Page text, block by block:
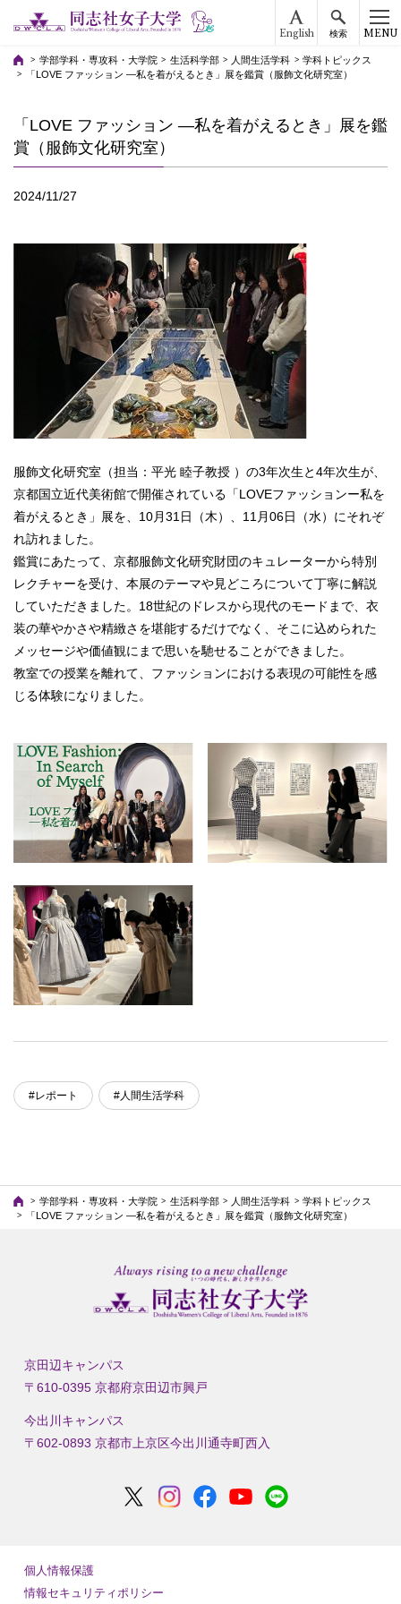
English 検索 MENU
学部学科・専攻科・大学院 生活科学部 人間生活学科
学科トピックス
「LOVE ファッション —私を着がえるとき」展を鑑賞（服飾文化研究室）
「LOVE ファッション —私を着がえるとき」展を鑑
賞（服飾文化研究室）
2024/11/27
服飾文化研究室（担当：平光 睦子教授 ）の3年次生と4年次生が、
京都国立近代美術館で開催されている「LOVEファッションー私を
着がえるとき」展を、10月31日（木）、11月06日（水）にそれぞ
れ訪れました。
鑑賞にあたって、京都服飾文化研究財団のキュレーターから特別
レクチャーを受け、本展のテーマや見どころについて丁寧に解説
していただきました。18世紀のドレスから現代のモードまで、衣
装の華やかさや精緻さを堪能するだけでなく、そこに込められた
メッセージや価値観にまで思いを馳せることができました。
教室での授業を離れて、ファッションにおける表現の可能性を感
じる体験になりました。
#レポート #人間生活学科
学部学科・専攻科・大学院 生活科学部 人間生活学科
学科トピックス
「LOVE ファッション —私を着がえるとき」展を鑑賞（服飾文化研究室）
京田辺キャンパス
〒610-0395 京都府京田辺市興戸
今出川キャンパス
〒602-0893 京都市上京区今出川通寺町西入
個人情報保護
情報セキュリティポリシー